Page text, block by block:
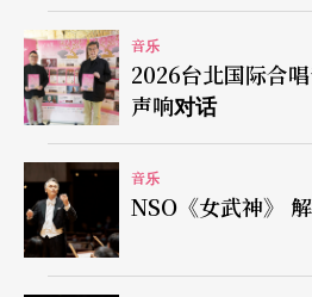
本；其受欢迎的原因除了有
以快活动听的歌曲贯穿全剧，
因。国家交响乐团今年的跨年
秀的歌手们群聚一堂，为台
盈与风趣诙谐的风流之夜。
注
音乐
2026台北国际合
声响对话
音乐
NSO《女武神》